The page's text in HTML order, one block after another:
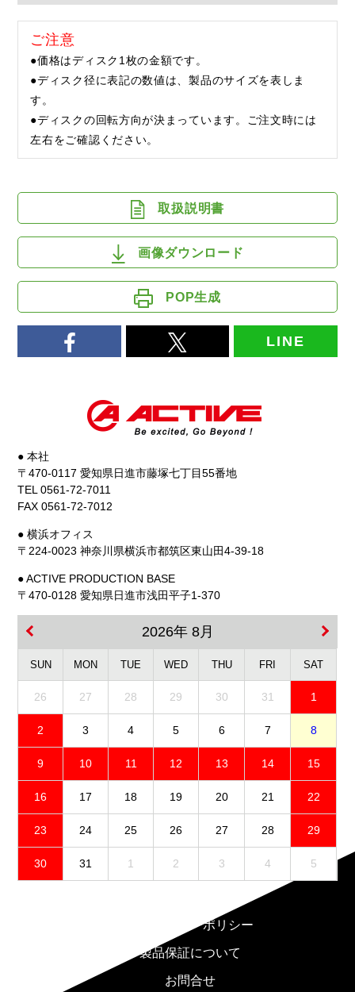
ご注意
●価格はディスク1枚の金額です。
●ディスク径に表記の数値は、製品のサイズを表しま
す。
●ディスクの回転方向が決まっています。ご注文時には
左右をご確認ください。
取扱説明書
画像ダウンロード
POP生成
LINE
● 本社
〒470-0117 愛知県日進市藤塚七丁目55番地
TEL 0561-72-7011
FAX 0561-72-7012
● 横浜オフィス
〒224-0023 神奈川県横浜市都筑区東山田4-39-18
● ACTIVE PRODUCTION BASE
〒470-0128 愛知県日進市浅田平子1-370
2026年 8月
SUN MON TUE WED THU FRI SAT
26 27 28 29 30 31 1
2 3 4 5 6 7 8
9 10 11 12 13 14 15
16 17 18 19 20 21 22
23 24 25 26 27 28 29
30 31 1 2 3 4 5
プライバシーポリシー
製品保証について
お問合せ